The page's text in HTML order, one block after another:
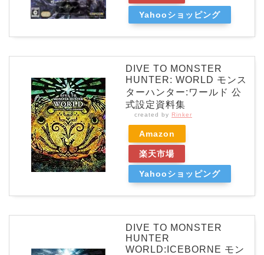
Yahooショッピング
DIVE TO MONSTER
HUNTER: WORLD モンス
ターハンター:ワールド 公
式設定資料集
created by Rinker
Amazon
楽天市場
Yahooショッピング
DIVE TO MONSTER
HUNTER
WORLD:ICEBORNE モン